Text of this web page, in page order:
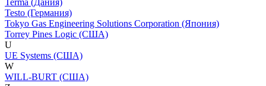
Terma (Дания)
Testo (Германия)
Tokyo Gas Engineering Solutions Corporation (Япония)
Torrey Pines Logic (США)
U
UE Systems (США)
W
WILL-BURT (США)